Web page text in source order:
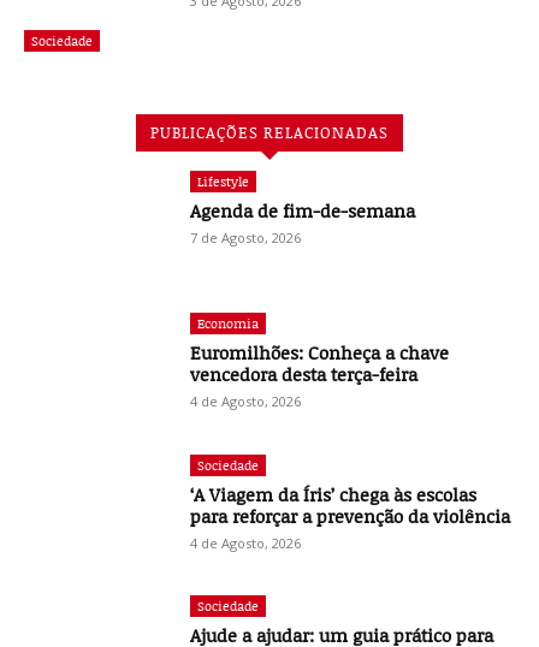
Sociedade
PUBLICAÇÕES RELACIONADAS
Lifestyle
Agenda de fim-de-semana
7 de Agosto, 2026
Economia
Euromilhões: Conheça a chave
vencedora desta terça-feira
4 de Agosto, 2026
Sociedade
‘A Viagem da Íris’ chega às escolas
para reforçar a prevenção da violência
4 de Agosto, 2026
Sociedade
Ajude a ajudar: um guia prático para